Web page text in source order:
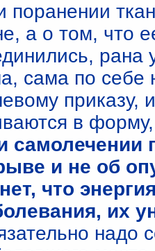
поранении
а о том, что
рана
сама по себе
приказу,
в
самолечении
и не об
что
их
надо